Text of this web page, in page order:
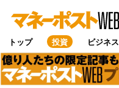
トップ 投資 ビジネス